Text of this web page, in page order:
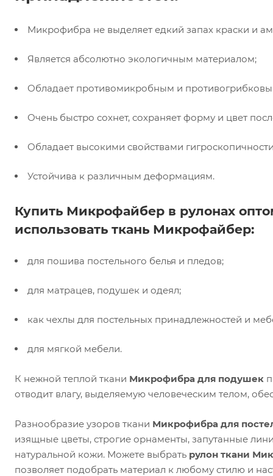
Микрофибра не выделяет едкий запах краски и
Является абсолютно экологичным материалом;
Обладает противомикробным и
Очень быстро сохнет, сохраняет форму и цвет
Обладает высокими свойствами
Устойчива к различным деформациям.
Купить Микрофайбер в рулонах
использовать ткань Микрофайбер:
для пошива постельного белья и пледов;
для матрацев, подушек и одеял;
как чехлы для постельных принадлежностей и
для мягкой мебели.
К нежной теплой ткани Микрофибра для подушек
отводит влагу, выделяемую человеческим телом,
Разнообразие узоров ткани Микрофибра для
изящные цветы, строгие орнаменты, запутанные
натуральной кожи. Можете выбрать рулон ткани
позволяет подобрать материал к любому стилю и